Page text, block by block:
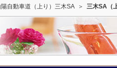
陽自動車道（上り）三木SA ＞ 三木SA（